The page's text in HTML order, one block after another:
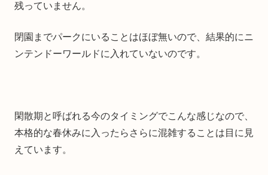
残っていません。
閉園までパークにいることはほぼ無いので、結果的にニ
ンテンドーワールドに入れていないのです。
閑散期と呼ばれる今のタイミングでこんな感じなので、
本格的な春休みに入ったらさらに混雑することは目に見
えています。